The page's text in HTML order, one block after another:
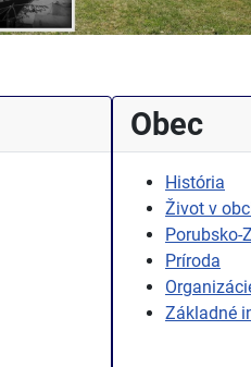
Obec
História
Život v
Porubsko-
Príroda
Základné